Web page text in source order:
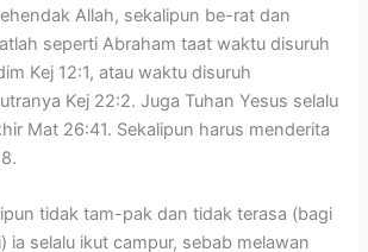
Allah, sekalipun be-rat dan
seperti Abraham taat waktu disuruh
Kej 12:1, atau waktu disuruh
Kej 22:2. Juga Tuhan Yesus selalu
Mat 26:41. Sekalipun harus menderita
tidak tam-pak dan tidak terasa (bagi
ia selalu ikut campur, sebab melawan